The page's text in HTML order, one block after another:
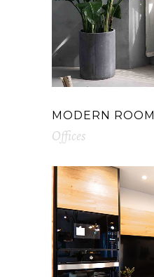
MODERN ROOM
Offices